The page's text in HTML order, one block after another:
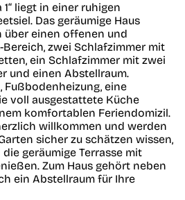
1“ liegt in einer ruhigen
Das geräumige Haus
über einen offenen und
zwei Schlafzimmer mit
ein Schlafzimmer mit zwei
und einen Abstellraum.
Fußbodenheizung, eine
voll ausgestattete Küche
komfortablen Feriendomizil.
willkommen und werden
sicher zu schätzen wissen,
geräumige Terrasse mit
Zum Haus gehört neben
ein Abstellraum für Ihre